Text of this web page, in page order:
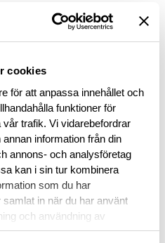
cookies
för att anpassa innehållet och
funktioner för
trafik. Vi vidarebefordrar
information från din
annons- och analysföretag
kan i sin tur kombinera
som du har
in när du har använt
och användning av
för personalisering av